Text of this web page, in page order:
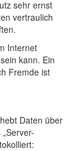
sehr ernst
vertraulich
Internet
kann. Ein
Fremde ist
Daten über